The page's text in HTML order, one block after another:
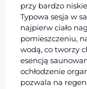
przy bardzo
Typowa sesja w
najpierw ciało
pomieszczeniu,
wodą, co tworzy
esencją
ochłodzenie
pozwala na